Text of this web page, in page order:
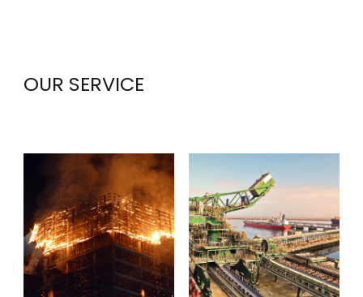
OUR SERVICE